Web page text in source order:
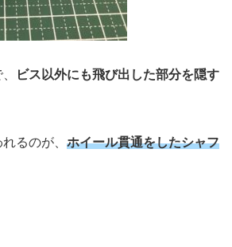
ビス以外にも飛び出した部分を隠す
るのが、 ホイール貫通をしたシャフ